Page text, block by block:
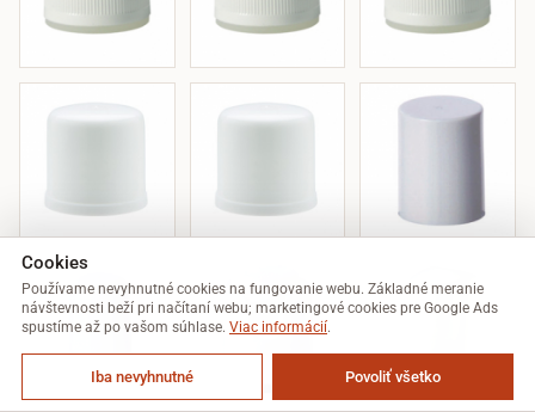
Cookies
Používame nevyhnutné cookies na fungovanie webu. Základné meranie
návštevnosti beží pri načítaní webu; marketingové cookies pre Google Ads
spustíme až po vašom súhlase. Viac informácií.
Iba nevyhnutné Povoliť všetko